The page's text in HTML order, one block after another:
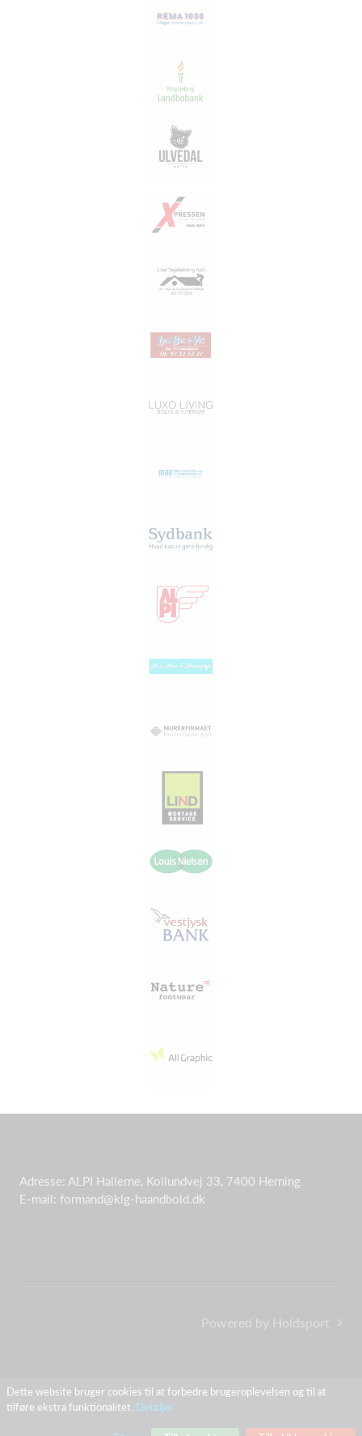
Adresse: ALPI Hallerne, Kollundvej 33, 7400 Herning
E-mail: formand@klg-haandbold.dk
Powered by Holdsport
Dette website bruger cookies til at forbedre brugeroplevelsen og til at
tilføre ekstra funktionalitet. Detaljer